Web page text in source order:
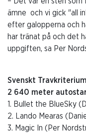
ämne och vi gick "all
efter galopperna och
har tränat på och det
uppgiften, sa Per
Svenskt Travkriterium
2 640 meter
1. Bullet the BlueSky
2. Lando Mearas
3. Magic In (Per